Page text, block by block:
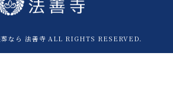
なら 法善寺 ALL RIGHTS RESERVED.